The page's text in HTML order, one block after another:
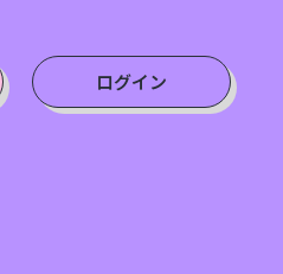
ログイン